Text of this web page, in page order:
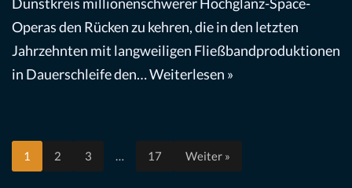
Operas den Rücken zu kehren, die in den letzten
Jahrzehnten mit langweiligen Fließbandproduktionen
in Dauerschleife den…Weiterlesen »
1 2 3 … 17 Weiter »